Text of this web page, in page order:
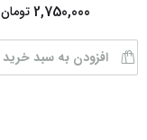
2,750,000 تومان
افزودن به سبد خرید